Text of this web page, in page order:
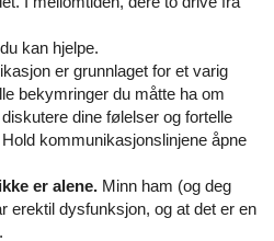
og erektil dysfunksjon
og erektil dysfunksjon
sykdommer (SOS)
kan hjelpe.
er grunnlaget for et varig
bekymringer du måtte ha om
dine følelser og fortelle
kommunikasjonslinjene åpne
er alene. Minn ham (og deg
erektil dysfunksjon, og at det er en